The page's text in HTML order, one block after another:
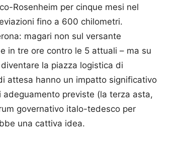
Rosenheim per cinque mesi nel
fino a 600 chilometri.
magari non sul versante
in tre ore contro le 5 attuali – ma su
la piazza logistica di
attesa hanno un impatto significativo
previste (la terza asta,
governativo italo-tedesco per
una cattiva idea.